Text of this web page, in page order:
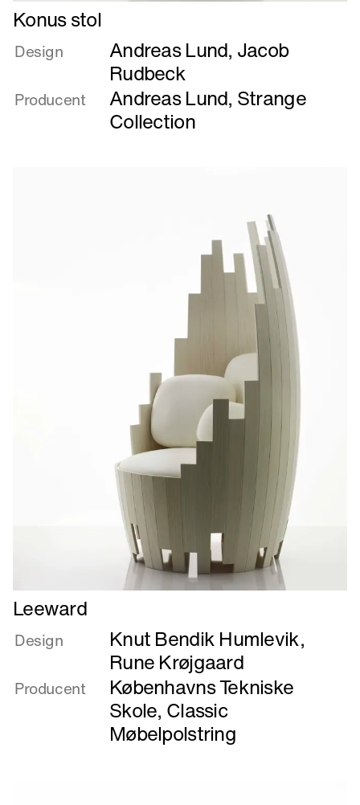
Læs
mere
om
Konus stol
Design Andreas Lund, Jacob
Rudbeck
Producent Andreas Lund, Strange
Collection
Læs
mere
om
Leeward
Design Knut Bendik Humlevik,
Rune Krøjgaard
Producent
Københavns Tekniske
Skole, Classic
Møbelpolstring